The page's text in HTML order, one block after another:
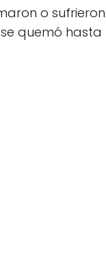
o
quemó hasta